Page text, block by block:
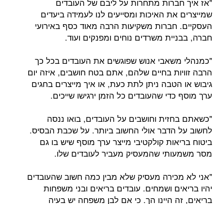
שמייצרים את האיכות ומסייעים לנו לעמידה ביעדים
העסקיים. חברות משקיעות הרבה מאוד כסף באירועי
חברה, בבניית משרדים נוחים ומפנקים ועוד.
"כמנהלי משאבי אנוש שפוגשים את העובדים בכל כך
הרבה זוויות בחיים שלהם, אתם בטח חושבים, איזה יום
גיבוש או הטבה ניתן לתת כעת, או איך מייצרים בחגים
ערך מוסף כדי שהעובדים כל הזמן ירגישו שייכים.
"כשאתם בחזית וחושבים על העובדים, בואו ננסה
לחשוב על הדבר אולי החשוב ביותר. על שכבת הבסיס.
ביטוח בריאות קולקטיבי מייצר ערך מוסף שיש בו גם
מסר משמעותי שהמעסיק מעביר לעובדים שלו.
"אני לא מכירה מעסיק שלא מבין כמה חשוב שהעובדים
יהיו בריאים ושמחים. עובדים בריאים ובני משפחות
בריאים, זה היינו הך. כי אם לבן משפחה יש בעיה